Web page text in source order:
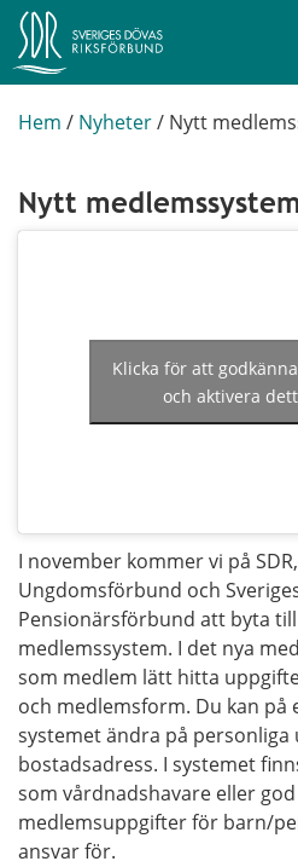
Hem / Nyheter/ Nytt
Nytt medlemssystem
Klicka för att
och aktivera
I november kommer vi på
Ungdomsförbund och
Pensionärsförbund att byta
medlemssystem. I det nya
som medlem lätt hitta
och medlemsform. Du kan på
systemet ändra på
bostadsadress. I systemet
som vårdnadshavare eller
medlemsuppgifter för barn/
ansvar för.